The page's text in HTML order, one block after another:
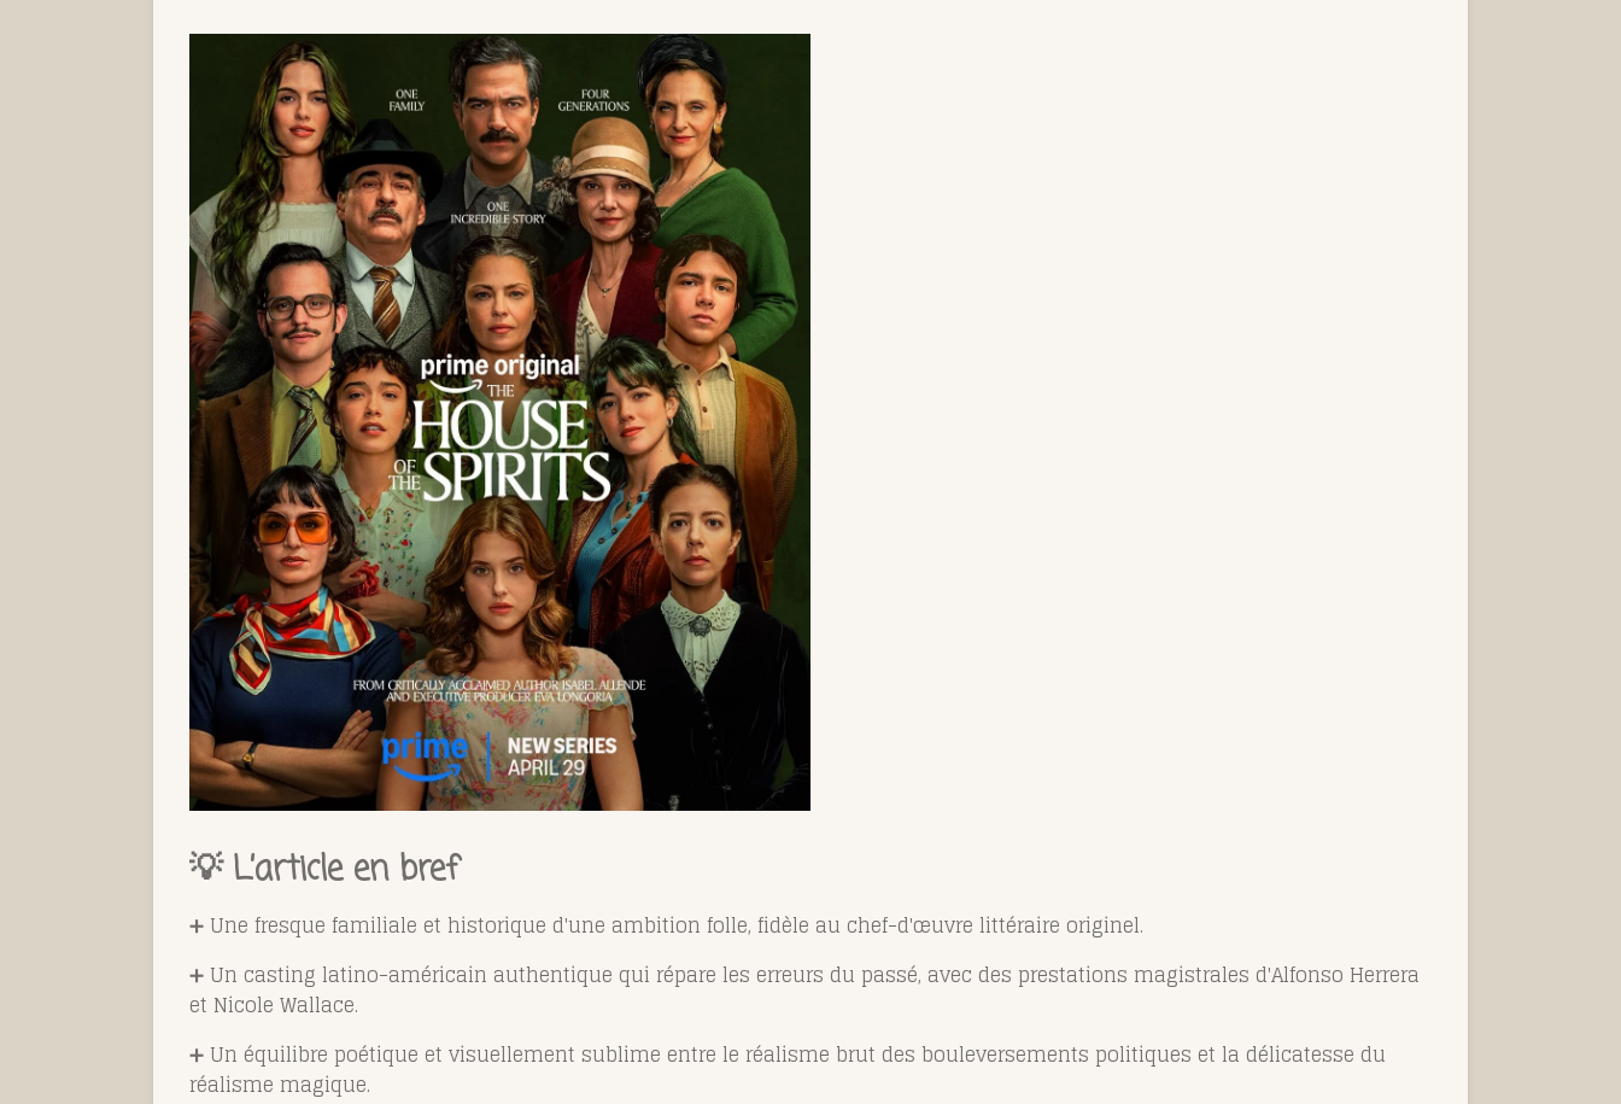
💡 L’article en bref
➕ Une fresque familiale et historique d'une ambition folle, fidèle au chef-d'œuvre littéraire originel.
➕ Un casting latino-américain authentique qui répare les erreurs du passé, avec des prestations magistrales d'Alfonso Herrera
et Nicole Wallace.
➕ Un équilibre poétique et visuellement sublime entre le réalisme brut des bouleversements politiques et la délicatesse du
réalisme magique.